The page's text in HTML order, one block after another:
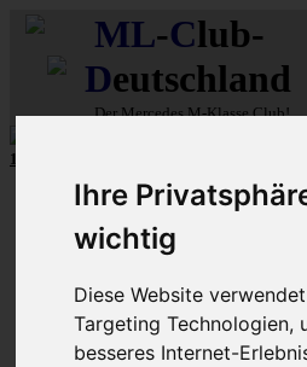
Ihre
wichtig
Diese Website
Targeting Technologien,
besseres Internet-
ML-Club-
Deutschland
DerMercedes M-Klasse Club!
10 aus mehr als 110
Schnellzugriff
Ungelesene
Forennutzer
FAQ
MLCD-Seiten MLCD-Foren-